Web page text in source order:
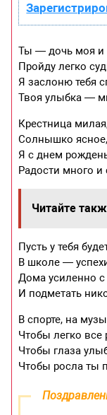
Ты — дочь моя и
Пройду легко
Я заслоню тебя
Твоя улыбка —
Крестница
Солнышко
Я с днем
Радости много и
Читайте
Пусть у тебя
В школе —
Дома усиленно с
И подметать
В спорте, на
Чтобы легко все
Чтобы глаза
Чтобы росла ты